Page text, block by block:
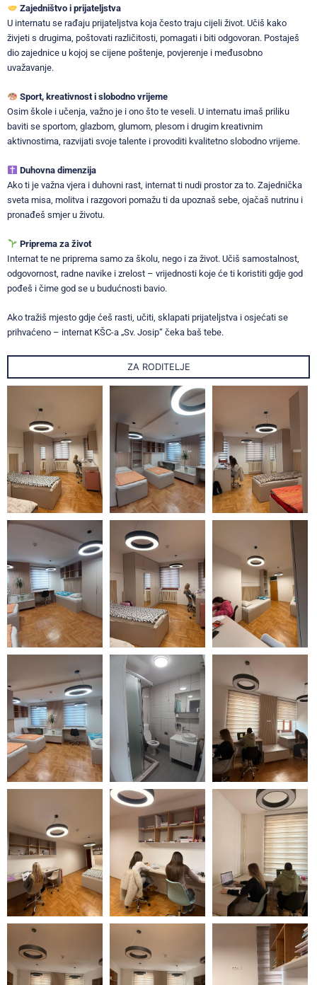
ZA RODITELJE
Zajedništvo i prijateljstva
U internatu se rađaju prijateljstva koja često traju cijeli život. Učiš kako
živjeti s drugima, poštovati različitosti, pomagati i biti odgovoran. Postaješ
dio zajednice u kojoj se cijene poštenje, povjerenje i međusobno
uvažavanje.
Sport, kreativnost i slobodno vrijeme
Osim škole i učenja, važno je i ono što te veseli. U internatu imaš priliku
baviti se sportom, glazbom, glumom, plesom i drugim kreativnim
aktivnostima, razvijati svoje talente i provoditi kvalitetno slobodno vrijeme.
Duhovna dimenzija
Ako ti je važna vjera i duhovni rast, internat ti nudi prostor za to. Zajednička
sveta misa, molitva i razgovori pomažu ti da upoznaš sebe, ojačaš nutrinu i
pronađeš smjer u životu.
Priprema za život
Internat te ne priprema samo za školu, nego i za život. Učiš samostalnost,
odgovornost, radne navike i zrelost – vrijednosti koje će ti koristiti gdje god
pođeš i čime god se u budućnosti bavio.
Ako tražiš mjesto gdje ćeš rasti, učiti, sklapati prijateljstva i osjećati se
prihvaćeno – internat KŠC-a „Sv. Josip“ čeka baš tebe.